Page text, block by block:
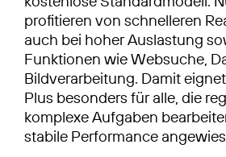
profitieren von schnelleren
auch bei hoher Auslastung
Funktionen wie Websuche,
Bildverarbeitung. Damit
Plus besonders für alle, die
komplexe Aufgaben
stabile Performance